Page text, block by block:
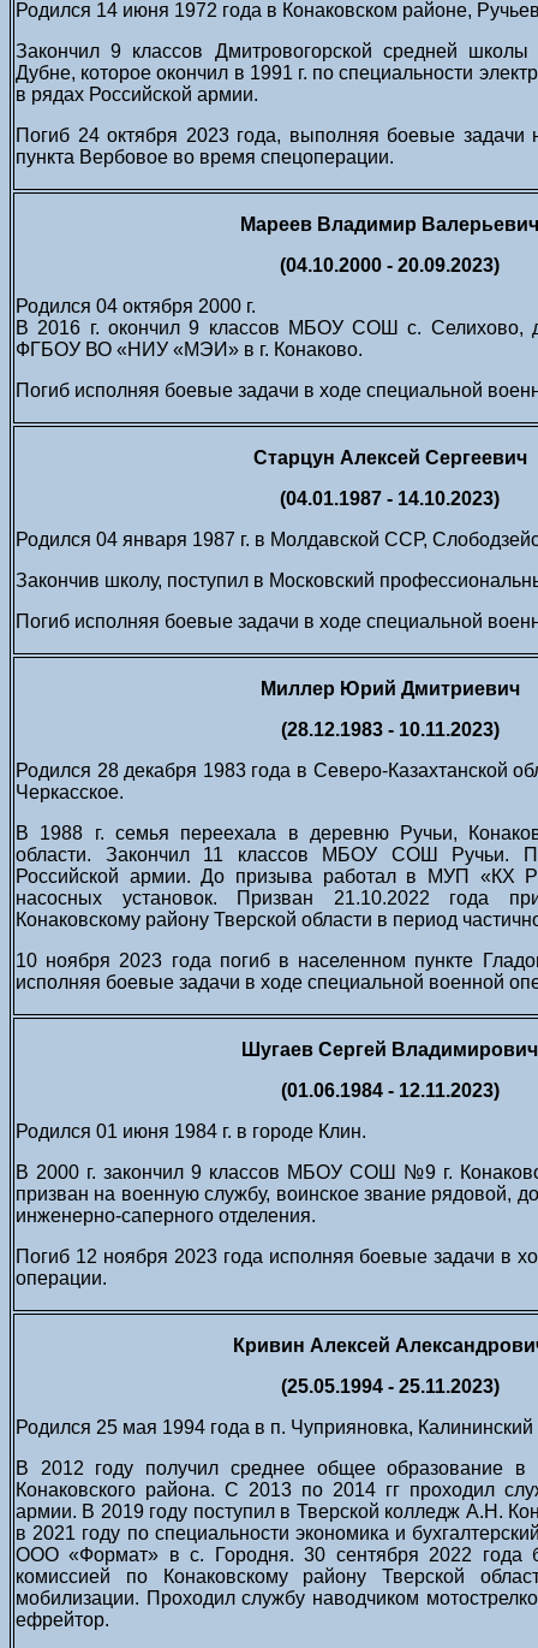
Родился 14 июня 1972 года в Конаковском районе,
Закончил 9 классов Дмитровогорской средней
Дубне, которое окончил в 1991 г. по специальности
в рядах Российской армии.
Погиб 24 октября 2023 года, выполняя боевые задачи
пункта Вербовое во время спецоперации.
Мареев Владимир Валерьевич
(04.10.2000 - 20.09.2023)
Родился 04 октября 2000 г.
В 2016 г. окончил 9 классов МБОУ СОШ с. Селихово,
ФГБОУ ВО «НИУ «МЭИ» в г. Конаково.
Погиб исполняя боевые задачи в ходе специальной
Старцун Алексей Сергеевич
(04.01.1987 - 14.10.2023)
Родился 04 января 1987 г. в Молдавской ССР,
Закончив школу, поступил в Московский
Погиб исполняя боевые задачи в ходе специальной
Миллер Юрий Дмитриевич
(28.12.1983 - 10.11.2023)
Родился 28 декабря 1983 года в Северо-Казахтанской
Черкасское.
В 1988 г. семья переехала в деревню Ручьи,
области. Закончил 11 классов МБОУ СОШ Ручьи.
Российской армии. До призыва работал в МУП «КХ
насосных установок. Призван 21.10.2022 года
Конаковскому району Тверской области в период
10 ноября 2023 года погиб в населенном пункте
исполняя боевые задачи в ходе специальной военной
Шугаев Сергей Владимирович
(01.06.1984 - 12.11.2023)
Родился 01 июня 1984 г. в городе Клин.
В 2000 г. закончил 9 классов МБОУ СОШ №9 г.
призван на военную службу, воинское звание рядовой,
инженерно-саперного отделения.
Погиб 12 ноября 2023 года исполняя боевые задачи в
операции.
Кривин Алексей
(25.05.1994 - 25.11.2023)
Родился 25 мая 1994 года в п. Чуприяновка, Калининский
В 2012 году получил среднее общее
Конаковского района. С 2013 по 2014 гг проходил
армии. В 2019 году поступил в Тверской колледж А.Н.
в 2021 году по специальности экономика и
ООО «Формат» в с. Городня. 30 сентября 2022 года
комиссией по Конаковскому району Тверской
мобилизации. Проходил службу наводчиком
ефрейтор.